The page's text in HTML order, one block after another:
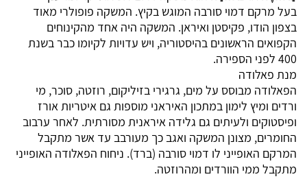
בעל מרקם דמוי סורבה המוגש בקיץ. המשקה פופולרי מאוד
בצפון הודו, פקיסטן ואיראן. המשקה היה אחד מהקינוחים
הקפואים הראשונים בהיסטוריה, ויש עדויות לקיומו כבר בשנת
400 לפני הספירה.
מנת פאלודה
הפאלודה מבוסס על מים, גרגירי בזיליקום, רוזטה, סוכר, מי
ורדים ומיץ לימון במתכון האיראני מוספות גם איטריות אורז
ופיסטוקים ולעיתים גם גלידה איראנית מסורתית. לאחר ערבוב
החומרים, מצונן המשקה ואגב כך מעורבב עד אשר מתקבל
המרקם האופייני לו דמוי סורבה (ברד). ניחוח הפאלודה האופייני
מתקבל ממי הוורדים ומהרוזטה.